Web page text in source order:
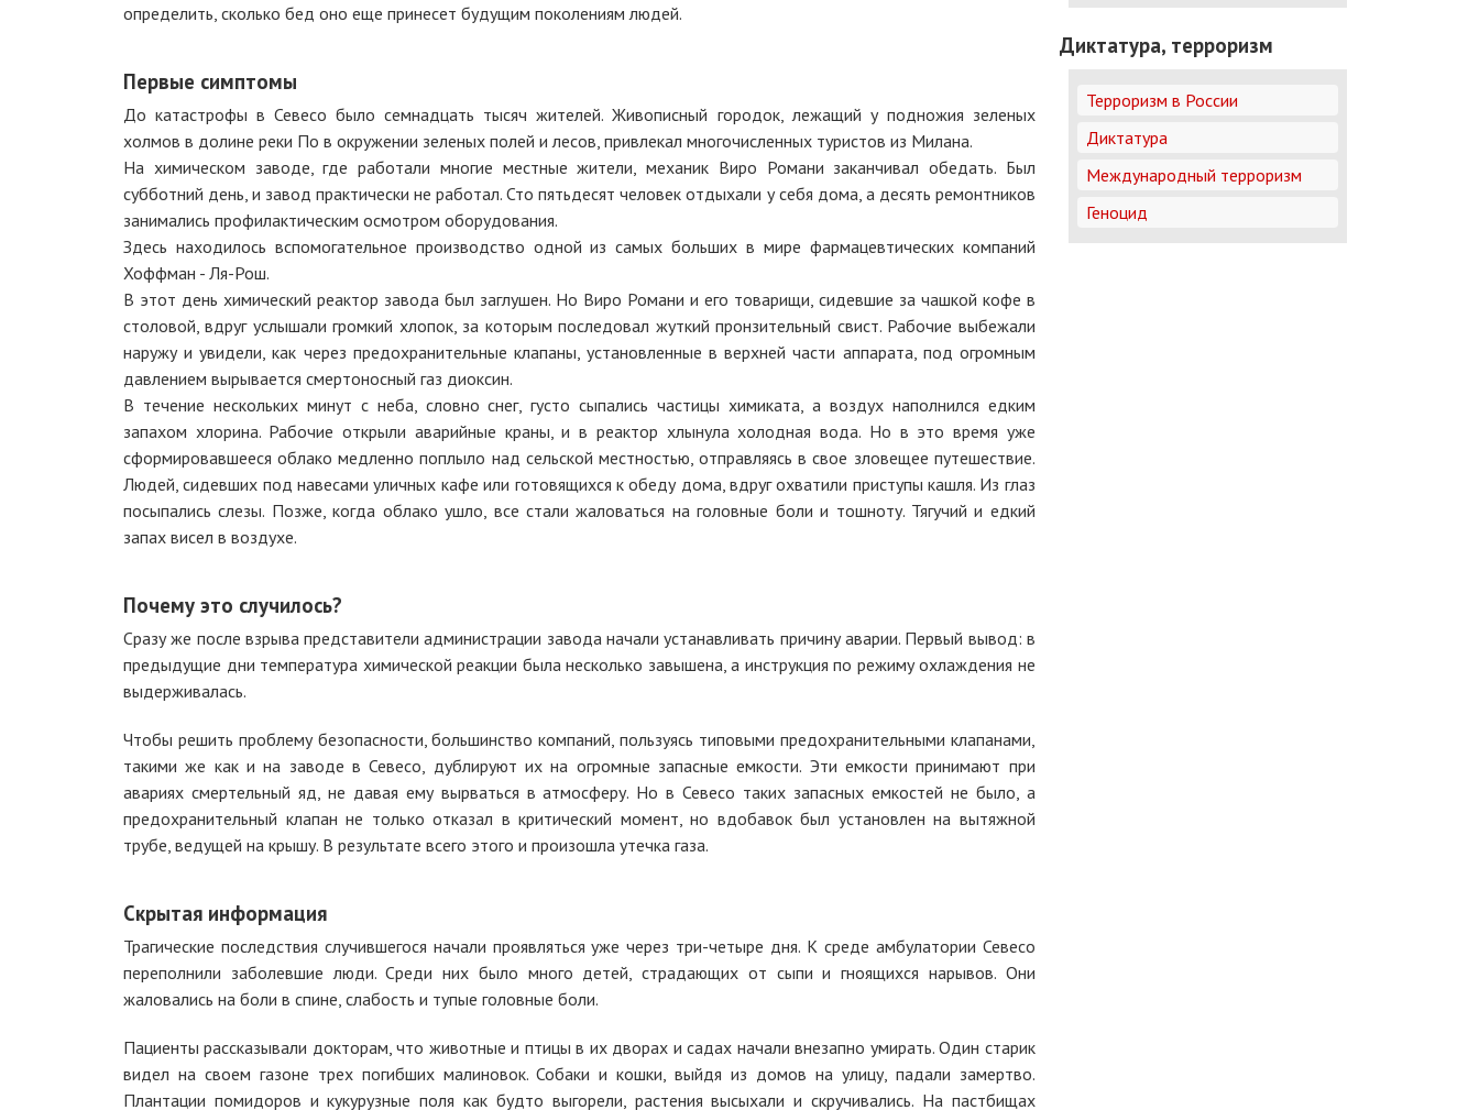
определить, сколько бед оно еще принесет будущим поколениям людей.
Первые симптомы
До катастрофы в Севесо было семнадцать тысяч жителей. Живописный городок, лежащий у подножия зеленых
холмов в долине реки По в окружении зеленых полей и лесов, привлекал многочисленных туристов из Милана.
На химическом заводе, где работали многие местные жители, механик Виро Романи заканчивал обедать. Был
субботний день, и завод практически не работал. Сто пятьдесят человек отдыхали у себя дома, а десять ремонтников
занимались профилактическим осмотром оборудования.
Здесь находилось вспомогательное производство одной из самых больших в мире фармацевтических компаний
Хоффман - Ля-Рош.
В этот день химический реактор завода был заглушен. Но Виро Романи и его товарищи, сидевшие за чашкой кофе в
столовой, вдруг услышали громкий хлопок, за которым последовал жуткий пронзительный свист. Рабочие выбежали
наружу и увидели, как через предохранительные клапаны, установленные в верхней части аппарата, под огромным
давлением вырывается смертоносный газ диоксин.
В течение нескольких минут с неба, словно снег, густо сыпались частицы химиката, а воздух наполнился едким
запахом хлорина. Рабочие открыли аварийные краны, и в реактор хлынула холодная вода. Но в это время уже
сформировавшееся облако медленно поплыло над сельской местностью, отправляясь в свое зловещее путешествие.
Людей, сидевших под навесами уличных кафе или готовящихся к обеду дома, вдруг охватили приступы кашля. Из глаз
посыпались слезы. Позже, когда облако ушло, все стали жаловаться на головные боли и тошноту. Тягучий и едкий
запах висел в воздухе.
Почему это случилось?
Сразу же после взрыва представители администрации завода начали устанавливать причину аварии. Первый вывод: в
предыдущие дни температура химической реакции была несколько завышена, а инструкция по режиму охлаждения не
выдерживалась.
Чтобы решить проблему безопасности, большинство компаний, пользуясь типовыми предохранительными клапанами,
такими же как и на заводе в Севесо, дублируют их на огромные запасные емкости. Эти емкости принимают при
авариях смертельный яд, не давая ему вырваться в атмосферу. Но в Севесо таких запасных емкостей не было, а
предохранительный клапан не только отказал в критический момент, но вдобавок был установлен на вытяжной
трубе, ведущей на крышу. В результате всего этого и произошла утечка газа.
Скрытая информация
Трагические последствия случившегося начали проявляться уже через три-четыре дня. К среде амбулатории Севесо
переполнили заболевшие люди. Среди них было много детей, страдающих от сыпи и гноящихся нарывов. Они
жаловались на боли в спине, слабость и тупые головные боли.
Пациенты рассказывали докторам, что животные и птицы в их дворах и садах начали внезапно умирать. Один старик
видел на своем газоне трех погибших малиновок. Собаки и кошки, выйдя из домов на улицу, падали замертво.
Плантации помидоров и кукурузные поля как будто выгорели, растения высыхали и скручивались. На пастбищах
Диктатура, терроризм
Терроризм в России
Диктатура
Международный терроризм
Геноцид